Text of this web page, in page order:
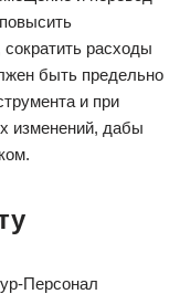
расходы
быть предельно
и при
изменений, дабы
Персонал